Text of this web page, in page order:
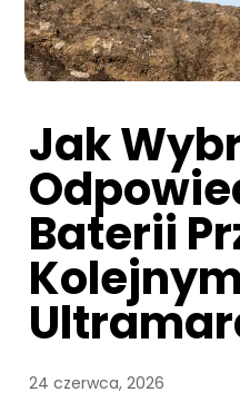
Jak
Baterii
Kolejnym
24 czerwca, 2026